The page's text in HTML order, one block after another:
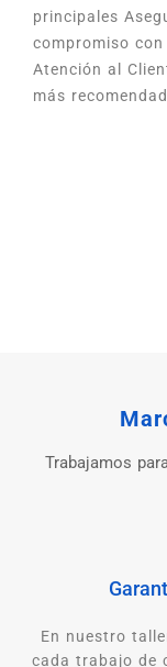
principales
compromiso
Atención al
más
Trabajamos
En nuestro
cada trabajo de